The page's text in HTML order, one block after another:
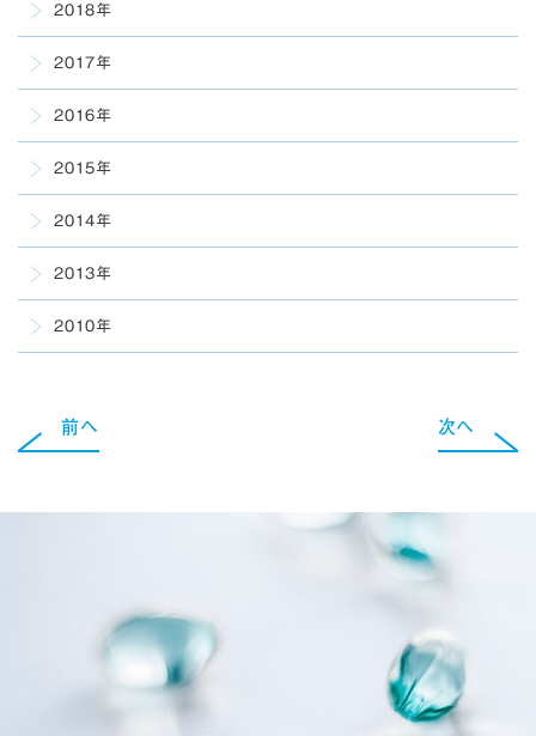
2018年
2017年
2016年
2015年
2014年
2013年
2010年
前へ 次へ